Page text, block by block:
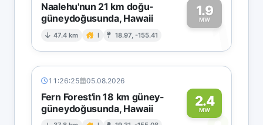
Naalehu'nun 21 km doğu-
güneydoğusunda, Hawaii
47.4 km I 18.97, -155.41
1.9
MW1
11:26:25 05.08.2026
Fern Forest'in 18 km güney-
güneydoğusunda, Hawaii
2.4
MW